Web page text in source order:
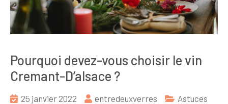
Pourquoi devez-vous choisir le vin
Cremant-D’alsace ?
25 janvier 2022 entredeuxverres Astuces